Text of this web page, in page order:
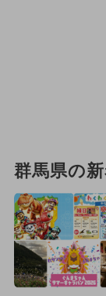
群馬県の